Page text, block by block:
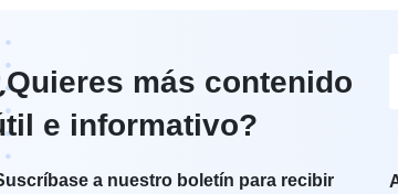
más contenido
e informativo?
a nuestro boletín para recibir